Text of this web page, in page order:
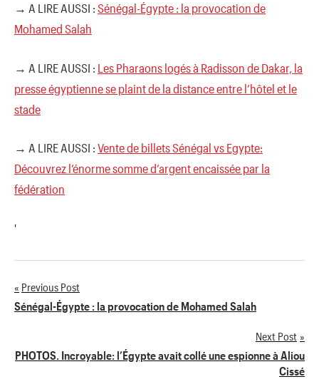
→ A LIRE AUSSI : Sénégal-Égypte : la provocation de
Mohamed Salah
→ A LIRE AUSSI : Les Pharaons logés à Radisson de Dakar, la
presse égyptienne se plaint de la distance entre l’hôtel et le
stade
→ A LIRE AUSSI : Vente de billets Sénégal vs Egypte:
Découvrez l’énorme somme d’argent encaissée par la
fédération
'
Navigation
l’article
Previous Post
Sénégal-Égypte : la provocation de Mohamed Salah
Next Post
PHOTOS. Incroyable: l’Égypte avait collé une espionne à Aliou
Cissé